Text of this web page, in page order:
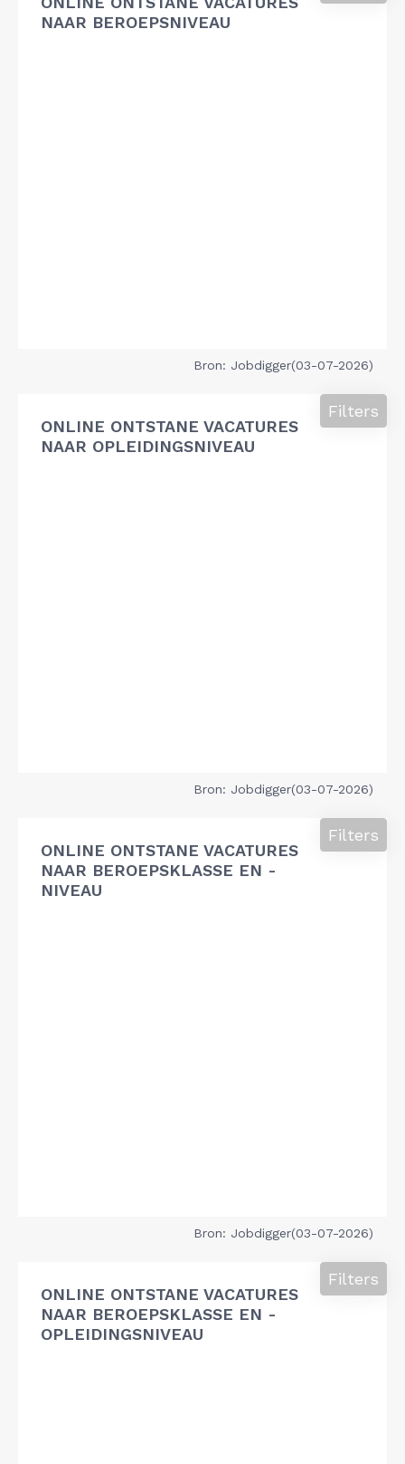
NAAR BEROEPSNIVEAU
Bron: Jobdigger(03-07-2026)
ONLINE ONTSTANE VACATURES
NAAR OPLEIDINGSNIVEAU
Filters
Bron: Jobdigger(03-07-2026)
ONLINE ONTSTANE VACATURES
NAAR BEROEPSKLASSE EN -
NIVEAU
Filters
Bron: Jobdigger(03-07-2026)
ONLINE ONTSTANE VACATURES
NAAR BEROEPSKLASSE EN -
OPLEIDINGSNIVEAU
Filters